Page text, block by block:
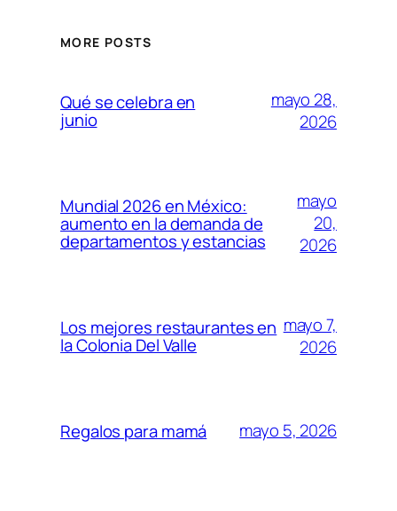
MORE POSTS
Qué se celebra en
junio
mayo 28,
2026
Mundial 2026 en México:
aumento en la demanda de
departamentos y estancias
mayo
20,
2026
Los mejores restaurantes en
la Colonia Del Valle
mayo 7,
2026
Regalos para mamá mayo 5, 2026